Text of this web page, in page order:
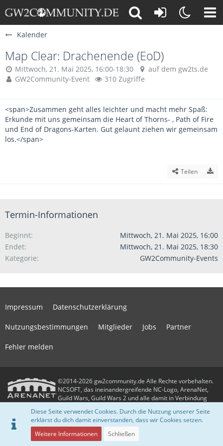
Kalender
Map Clear: Drachenende (EoD)
Mittwoch, 21. Mai 2025, 16:00-18:30
auf dem gw2ts.de
GW2Community-Event
310 Zugriffe
<span>Zusammen geht alles leichter und macht mehr Spaß:
Erkunde mit uns gemeinsam die Heart of Thorns- , Path of Fire
und End of Dragons-Karten. Gut gelaunt ziehen wir gemeinsam
los.</span>
Teilen
Termin-Informationen
Beginnt
Mittwoch, 21. Mai 2025, 16:00
Endet
Mittwoch, 21. Mai 2025, 18:30
Kategorie
GW2Community-Events
Impressum Datenschutzerklärung
Nutzungsbestimmungen Mitglieder Jobs Partner
Fehler melden
©2014-2026 gw2community.de Alle Rechte vorbehalten.
NCSOFT, das ineinandergreifende NC-Logo, ArenaNet,
Guild Wars, Guild Wars 2 und alle damit in Verbindung
Warenzeichen der NCSOFT Corporation. Alle anderen Warenzeichen oder
eingetragenen Warenzeichen sind das Eigentum ihrer jeweiligen Besitzer.
Community-Software:WoltLab Suite™
Diese Seite verwendet Cookies. Durch die Nutzung unserer Seite
erklärst du dich damit einverstanden, dass wir Cookies setzen.
Weitere Informationen
Schließen